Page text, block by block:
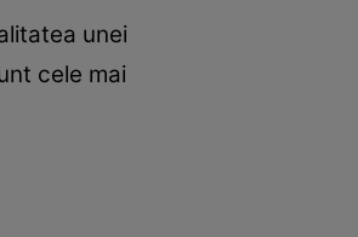
unei
cele mai